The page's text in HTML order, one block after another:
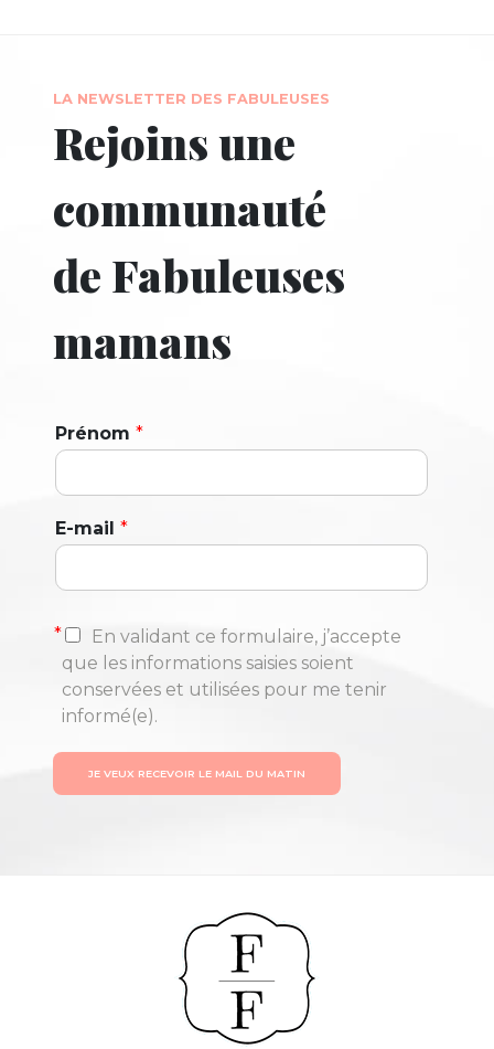
LA NEWSLETTER DES FABULEUSES
Rejoins une
communauté
de Fabuleuses
mamans
Prénom *
E-mail *
*
En validant ce formulaire, j’accepte
que les informations saisies soient
conservées et utilisées pour me tenir
informé(e).
JE VEUX RECEVOIR LE MAIL DU MATIN